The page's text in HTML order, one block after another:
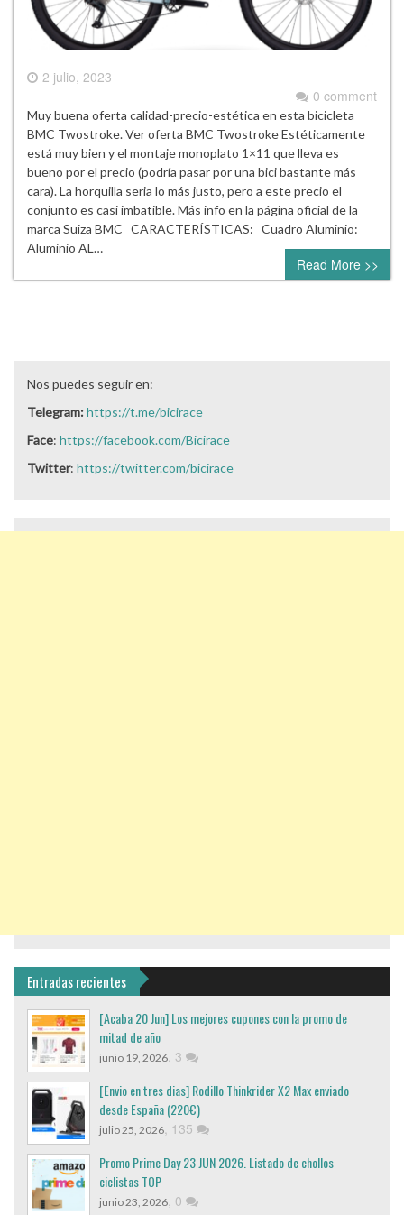
2 julio, 2023
0 comment
Muy buena oferta calidad-precio-estética en esta bicicleta
BMC Twostroke. Ver oferta BMC Twostroke Estéticamente
está muy bien y el montaje monoplato 1×11 que lleva es
bueno por el precio (podría pasar por una bici bastante más
cara). La horquilla seria lo más justo, pero a este precio el
conjunto es casi imbatible. Más info en la página oficial de la
marca Suiza BMC CARACTERÍSTICAS: Cuadro Aluminio:
Aluminio AL…
Read More >>
Nos puedes seguir en:
Telegram:https://t.me/bicirace
Face: https://facebook.com/Bicirace
Twitter: https://twitter.com/bicirace
Entradas recientes
[Acaba 20 Jun] Los mejores cupones con la promo de
mitad de año
junio 19, 2026, 3
[Envio en tres dias] Rodillo Thinkrider X2 Max enviado
desde España (220€)
julio 25, 2026, 135
Promo Prime Day 23 JUN 2026. Listado de chollos
ciclistas TOP
junio 23, 2026, 0